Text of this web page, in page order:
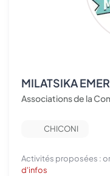
MILATSIKA
Associations de la
CHICONI
Activités proposées :
d'infos